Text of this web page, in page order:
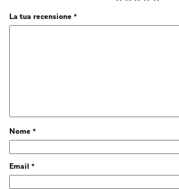
La tua recensione*
Nome*
Email *